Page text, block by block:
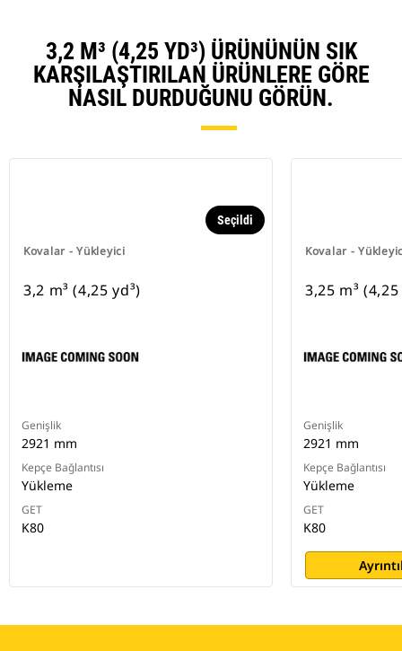
3,2 M³ (4,25 YD³) ÜRÜNÜNÜN SIK
KARŞILAŞTIRILAN ÜRÜNLERE GÖRE
NASIL DURDUĞUNU GÖRÜN.
Kovalar - Yükleyici
Seçildi
3,2 m³ (4,25 yd³)
Genişlik
2921 mm
Kepçe Bağlantısı
Yükleme
GET
K80
Kovalar -
3,25 m³ (4,25
Genişlik
2921 mm
Kepçe Bağlantısı
Yükleme
GET
K80